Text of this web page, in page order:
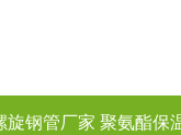
管厂家 聚氨酯保温管规格型号